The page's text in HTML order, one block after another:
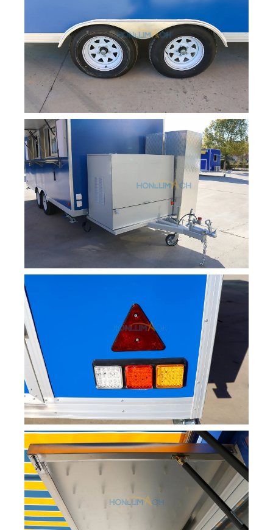
Čeština
Slovenščina
Latviešu valoda
Dansk
Hrvatski
Српски језик
Norsk nynorsk
Maori
Eesti
Български
Nederlands (België)
Norsk bokmål